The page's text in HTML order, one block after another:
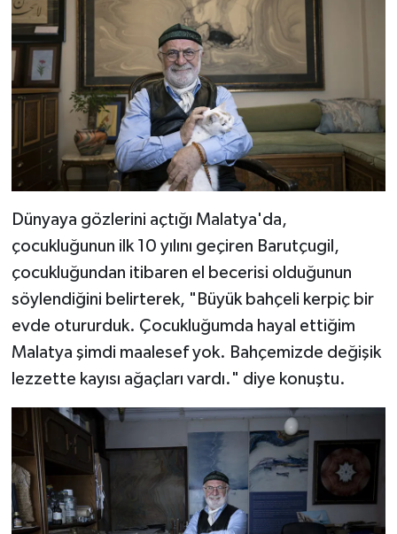
Dünyaya gözlerini açtığı Malatya'da,
çocukluğunun ilk 10 yılını geçiren Barutçugil,
çocukluğundan itibaren el becerisi olduğunun
söylendiğini belirterek, "Büyük bahçeli kerpiç bir
evde otururduk. Çocukluğumda hayal ettiğim
Malatya şimdi maalesef yok. Bahçemizde değişik
lezzette kayısı ağaçları vardı." diye konuştu.
Çankırı Müftülüğü
Çorum Müftülüğü
Denizli Müftülüğü
Diyarbakır Müftülüğü
Düzce Müftülüğü
Edirne Müftülüğü
Elazığ Müftülüğü
Erzincan Müftülüğü
Erzurum Müftülüğü
Eskişehir Müftülüğü
Gaziantep Müftülüğü
Giresun Müftülüğü
Bilim, Teknoloji
Biyografiler
Diyanet TV
İhtida Haberleri
YAŞAM